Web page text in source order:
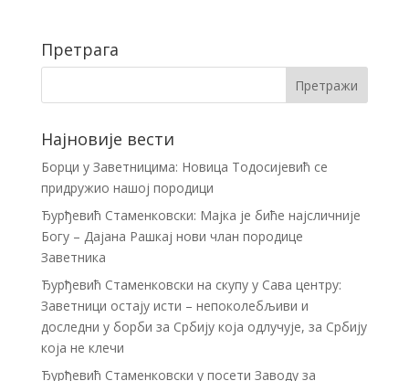
Претрага
Најновије вести
Борци у Заветницима: Новица Тодосијевић се
придружио нашој породици
Ђурђевић Стаменковски: Мајка је биће најсличније
Богу – Дајана Рашкај нови члан породице
Заветника
Ђурђевић Стаменковски на скупу у Сава центру:
Заветници остају исти – непоколебљиви и
доследни у борби за Србију која одлучује, за Србију
која не клечи
Ђурђевић Стаменковски у посети Заводу за